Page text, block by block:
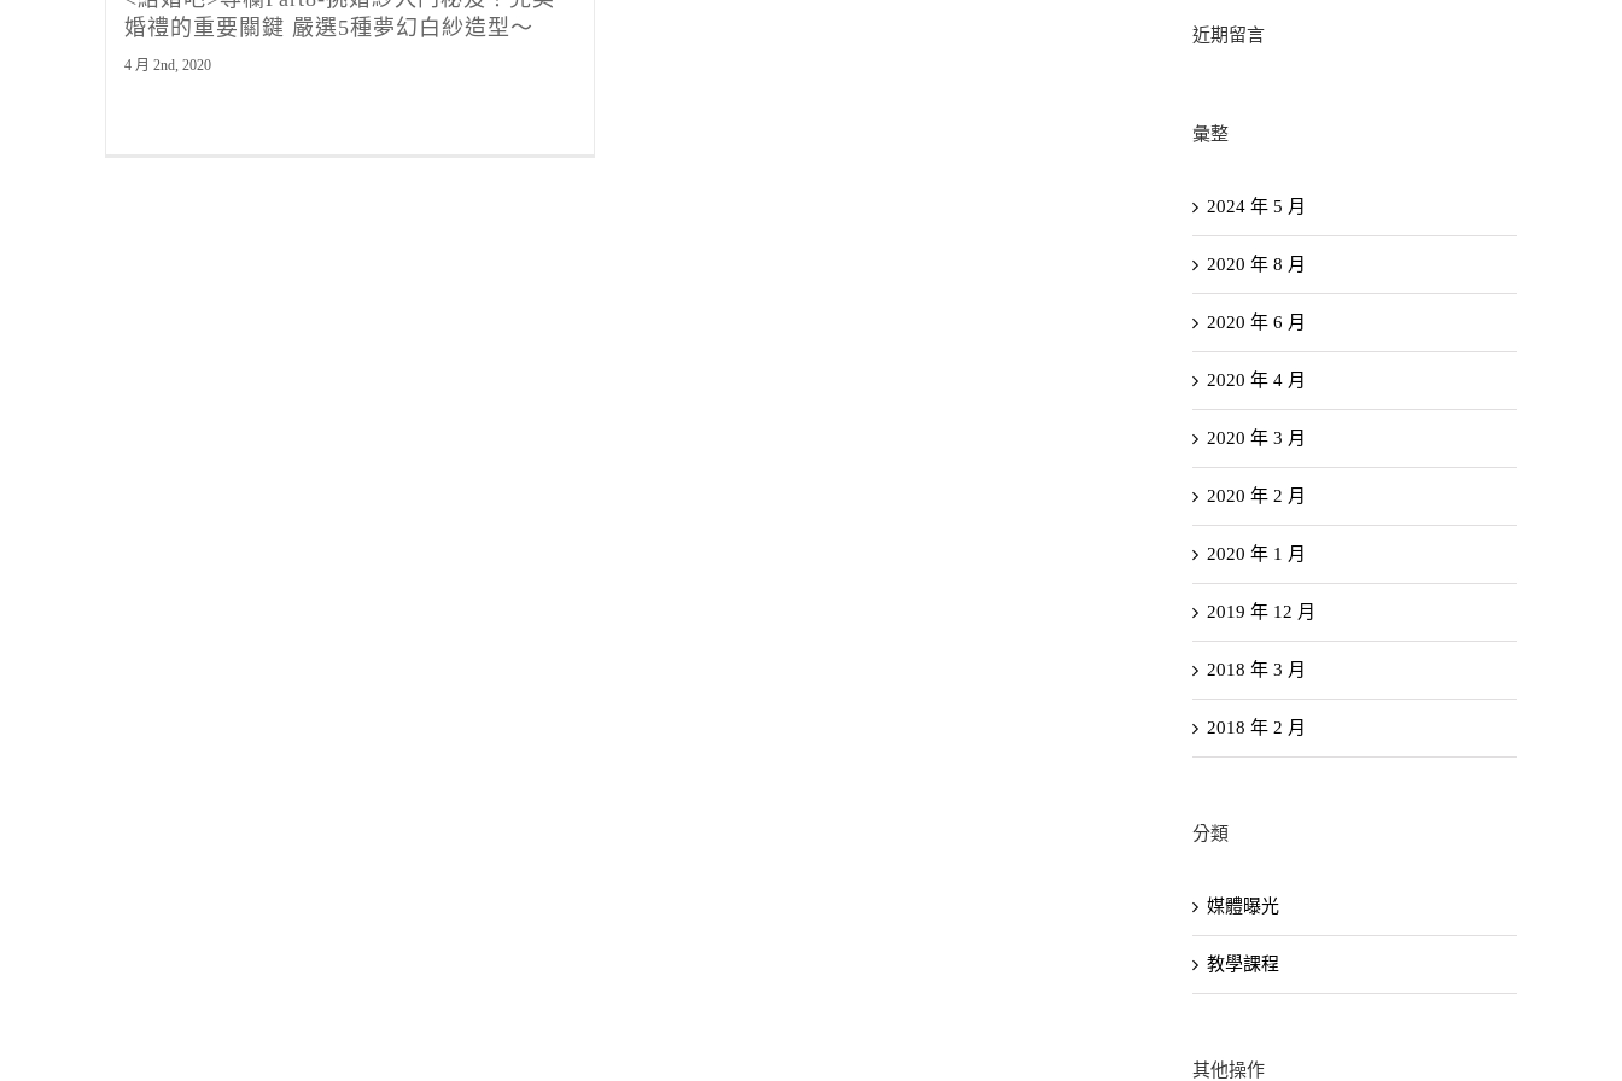
婚禮的重要關鍵 嚴選5種夢幻白紗造型～
4 月 2nd, 2020
近期留言
彙整
2024 年 5 月
2020 年 8 月
2020 年 6 月
2020 年 4 月
2020 年 3 月
2020 年 2 月
2020 年 1 月
2019 年 12 月
2018 年 3 月
2018 年 2 月
分類
媒體曝光
教學課程
其他操作